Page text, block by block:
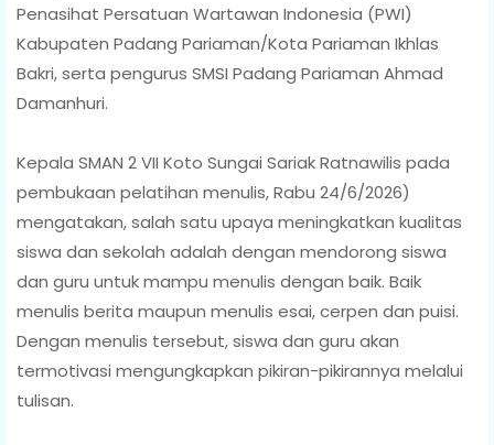
Penasihat Persatuan Wartawan Indonesia (PWI)
Kabupaten Padang Pariaman/Kota Pariaman Ikhlas
Bakri, serta pengurus SMSI Padang Pariaman Ahmad
Damanhuri.
Kepala SMAN 2 VII Koto Sungai Sariak Ratnawilis pada
pembukaan pelatihan menulis, Rabu 24/6/2026)
mengatakan, salah satu upaya meningkatkan kualitas
siswa dan sekolah adalah dengan mendorong siswa
dan guru untuk mampu menulis dengan baik. Baik
menulis berita maupun menulis esai, cerpen dan puisi.
Dengan menulis tersebut, siswa dan guru akan
termotivasi mengungkapkan pikiran-pikirannya melalui
tulisan.